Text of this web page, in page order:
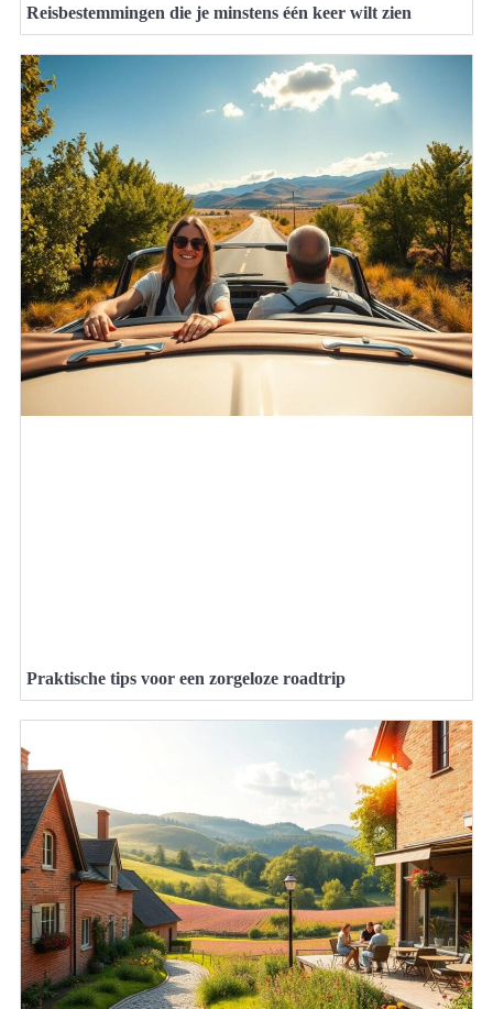
Reisbestemmingen die je minstens één keer wilt zien
Praktische tips voor een zorgeloze roadtrip